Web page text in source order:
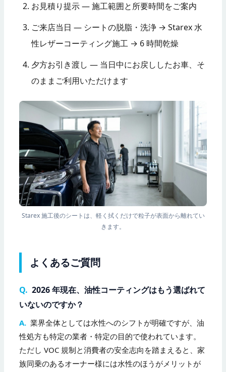
お見積り提示 — 施工範囲と所要時間をご案内
ご来店当日 — シートの脱脂・洗浄 → Starex 水
性レザーコーティング施工 → 6 時間乾燥
夕方お引き渡し — 当日中にお戻ししたお車、そ
のままご利用いただけます
Starex 施工後のシートは、軽く拭くだけで粒子が表面から離れてい
きます。
よくあるご質問
Q. 2026 年現在、油性コーティングはもう選ばれて
いないのですか？
A. 業界全体としては水性へのシフトが明確ですが、油
性処方も特定の業者・特定の目的で使われています。
ただし VOC 規制と消費者の安全志向を踏まえると、家
族同乗のあるオーナー様には水性のほうがメリットが